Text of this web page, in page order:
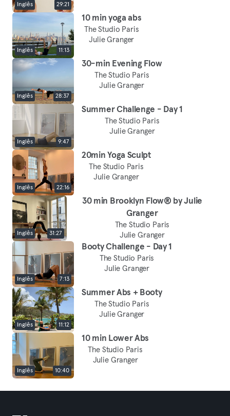
Inglês 29:21
Inglês 11:13
10 min yoga abs
The Studio Paris
Julie Granger
Inglês 28:37
30-min Evening Flow
The Studio Paris
Julie Granger
Inglês 9:47
Summer Challenge - Day 1
The Studio Paris
Julie Granger
Inglês 22:16
20min Yoga Sculpt
The Studio Paris
Julie Granger
Inglês 31:27
30 min Brooklyn Flow® by Julie
Granger
The Studio Paris
Julie Granger
Inglês 7:13
Booty Challenge - Day 1
The Studio Paris
Julie Granger
Inglês 11:12
Summer Abs + Booty
The Studio Paris
Julie Granger
Inglês 10:40
10 min Lower Abs
The Studio Paris
Julie Granger